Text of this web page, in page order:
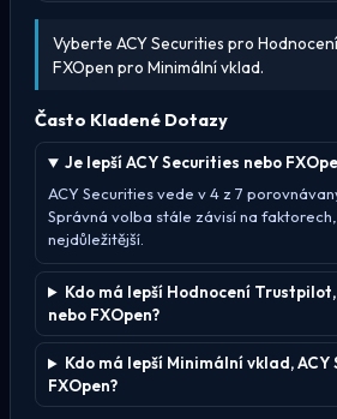
Vyberte ACY Securities pro
FXOpen pro Minimální vklad.
Často Kladené Dotazy
Je lepší ACY Securities nebo
ACY Securities vede v 4 z 7
Správná volba stále závisí na
nejdůležitější.
Kdo má lepší Hodnocení
nebo FXOpen?
Kdo má lepší Minimální vklad, ACY
FXOpen?